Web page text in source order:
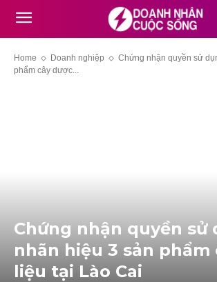
Home Doanh nghiệp
Chứng nhận quyền sử
phẩm cây dược...
Chứng nhận quyền sử
nhãn hiệu 3 sản phẩm
liệu tại Lào Cai